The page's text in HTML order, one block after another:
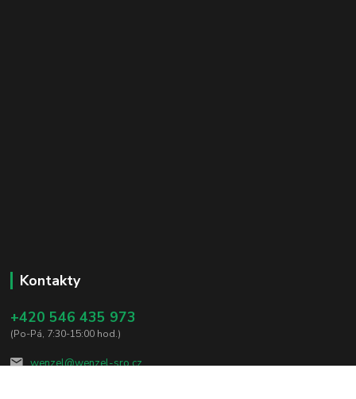
Kontakty
+420 546 435 973
(Po-Pá, 7:30-15:00 hod.)
wenzel@wenzel-sro.cz